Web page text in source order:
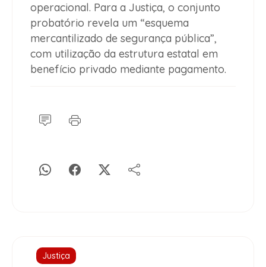
operacional. Para a Justiça, o conjunto
probatório revela um “esquema
mercantilizado de segurança pública”,
com utilização da estrutura estatal em
benefício privado mediante pagamento.
Justiça